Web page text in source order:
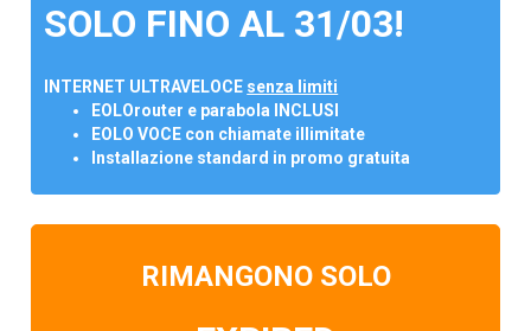
SOLO FINO AL 31/03!
INTERNET ULTRAVELOCE senza limiti
EOLOrouter e parabola INCLUSI
EOLO VOCE con chiamate illimitate
Installazione standard in promo gratuita
RIMANGONO SOLO